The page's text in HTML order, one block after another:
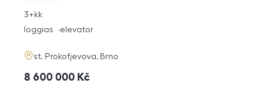
rozměry
disposition
3+kk
funkce
loggias elevator
adresa
st. Prokofjevova, Brno
cena
8 600 000 Kč